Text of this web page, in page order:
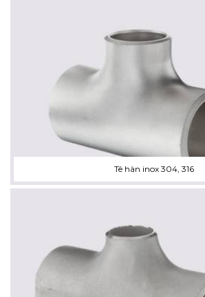
Tê hàn inox 304, 316